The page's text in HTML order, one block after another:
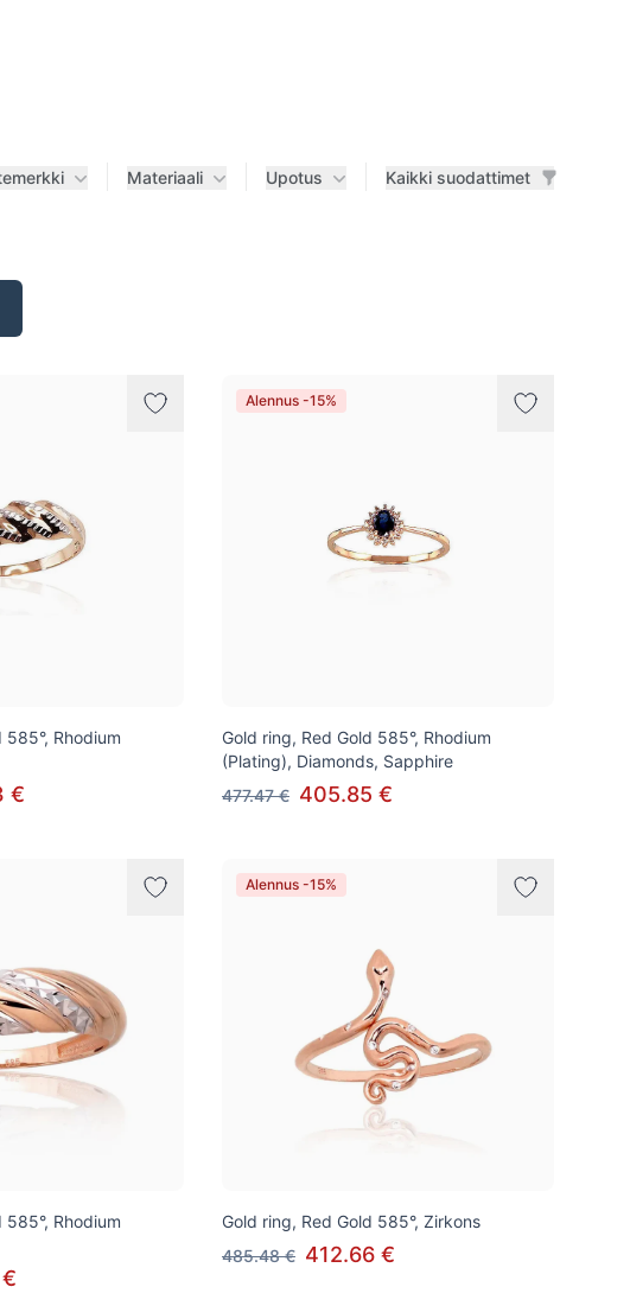
Materiaali Upotus Kaikki suodattimet
585°, Rhodium
€
Alennus -15%
Gold ring, Red Gold 585°, Rhodium
(Plating), Diamonds, Sapphire
477.47 € 405.85 €
585°, Rhodium
Alennus -15%
Gold ring, Red Gold 585°, Zirkons
485.48 € 412.66 €